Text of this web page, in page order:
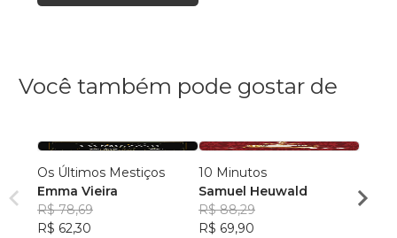
Você também pode gostar de
Os Últimos Mestiços
Emma Vieira
R$ 78,69
R$ 62,30
10 Minutos
Samuel Heuwald
R$ 88,29
R$ 69,90